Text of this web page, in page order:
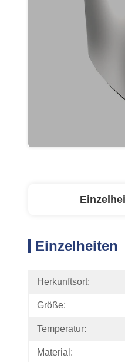
Einzelheiten
Herkunftsort:
Größe:
Temperatur:
Material: